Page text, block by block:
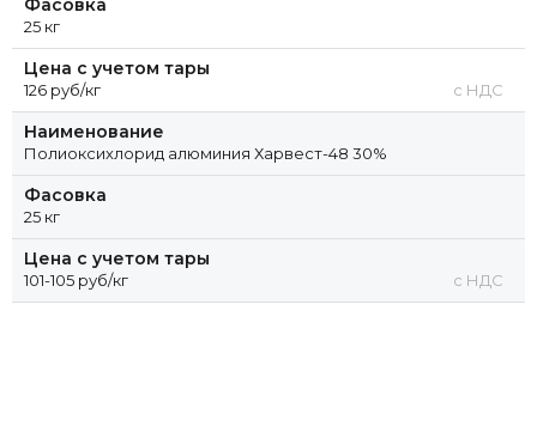
Фасовка
25 кг
Цена с учетом тары
126 руб/кг с НДС
Наименование
Полиоксихлорид алюминия Харвест-48 30%
Фасовка
25 кг
Цена с учетом тары
101-105 руб/кг с НДС